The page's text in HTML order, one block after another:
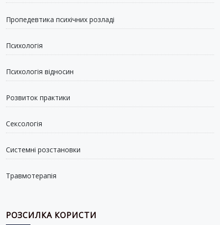
Пропедевтика психічних розладі
Психологія
Психологія відносин
Розвиток практики
Сексологія
Системні розстановки
Травмотерапія
РОЗСИЛКА КОРИСТИ